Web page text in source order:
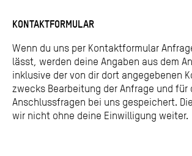
KONTAKTFORMULAR
Wenn du uns per Kontaktformular
lässt, werden deine Angaben aus dem
inklusive der von dir dort angegebenen
zwecks Bearbeitung der Anfrage und für
Anschlussfragen bei uns gespeichert.
wir nicht ohne deine Einwilligung weiter.